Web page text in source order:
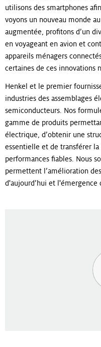
utilisons des smartphones
voyons un nouveau monde
augmentée, profitons d’un
en voyageant en avion et
appareils ménagers
certaines de ces innovations
Henkel et le premier
industries des assemblages
semiconducteurs. Nos
gamme de produits
électrique, d’obtenir une
essentielle et de transférer
performances fiables. Nous
permettent l’amélioration
d'aujourd’hui et l'émergence